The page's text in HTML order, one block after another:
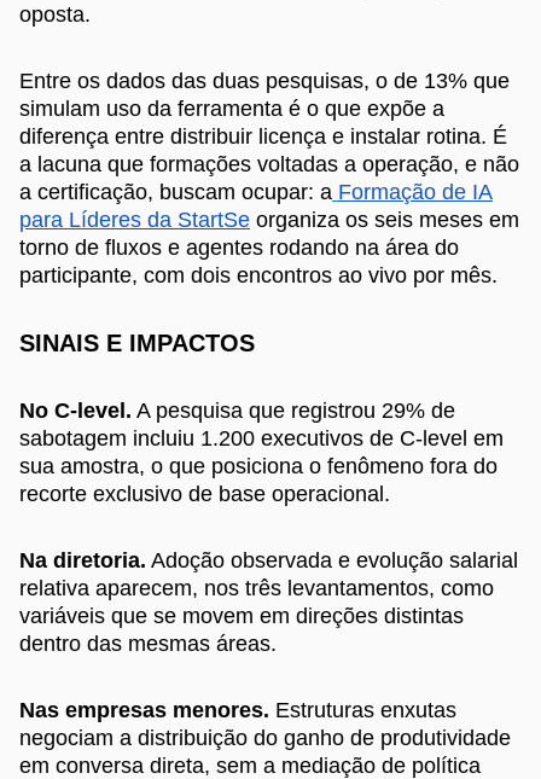
oposta.
Entre os dados das duas pesquisas, o de 13% que
simulam uso da ferramenta é o que expõe a
diferença entre distribuir licença e instalar rotina. É
a lacuna que formações voltadas a operação, e não
a certificação, buscam ocupar: a Formação de IA
para Líderes da StartSe organiza os seis meses em
torno de fluxos e agentes rodando na área do
participante, com dois encontros ao vivo por mês.
SINAIS E IMPACTOS
No C-level. A pesquisa que registrou 29% de
sabotagem incluiu 1.200 executivos de C-level em
sua amostra, o que posiciona o fenômeno fora do
recorte exclusivo de base operacional.
Na diretoria. Adoção observada e evolução salarial
relativa aparecem, nos três levantamentos, como
variáveis que se movem em direções distintas
dentro das mesmas áreas.
Nas empresas menores. Estruturas enxutas
negociam a distribuição do ganho de produtividade
em conversa direta, sem a mediação de política